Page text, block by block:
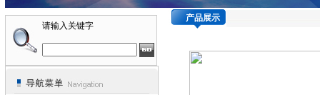
请输入关键字
产品展示